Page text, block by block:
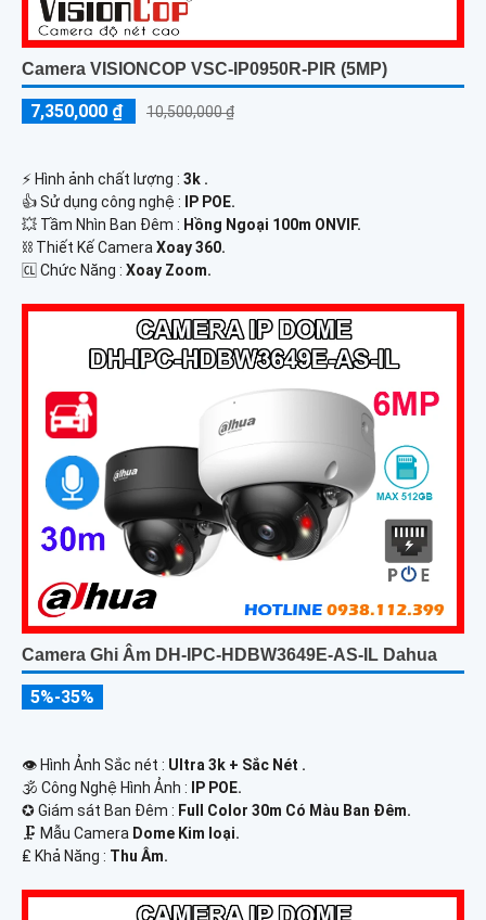
Camera VISIONCOP VSC-IP0950R-PIR (5MP)
7,350,000 ₫ 10,500,000 ₫
️⚡ Hình ảnh chất lượng : 3k .
👍 Sử dụng công nghệ :
IP POE.
💥 Tầm Nhìn Ban Đêm : Hồng Ngoại 100m ONVIF.
⛓ Thiết Kế CameraXoay 360.
️🆑 Chức Năng : Xoay Zoom.
Camera Ghi Âm DH-IPC-HDBW3649E-AS-IL Dahua
5%-35%
👁 Hình Ảnh Sắc nét : Ultra 3k + Sắc Nét .
🕉️ Công Nghệ Hình Ảnh :
IP POE.
✪ Giám sát Ban Đêm : Full Color 30m Có Màu Ban Ðêm.
🗜️ Mẫu Camera Dome Kim loại.
️₤ Khả Năng : Thu Âm.